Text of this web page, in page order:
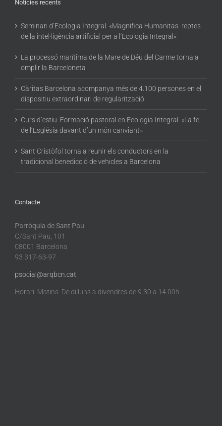
Noticies recents
Seminari d’Ecologia Integral: «Magnifica Humanitas: reptes
de la intel·ligència artificial per a l’Ecologia Integral»
La processó marítima de la Mare de Déu del Carme torna a
omplir la Barceloneta
Càritas Barcelona acompanya més de 4.100 persones en el
dispositiu extraordinari de regularització
Curs d’estiu: Formació pastoral en Ecologia Integral: «La fe
de l’Església davant d’un món canviant»
Sant Cristòfol torna a reunir els conductors en la
tradicional benedicció de vehicles a Barcelona
Contacte
Parròquia de Sant Pau
C/Sant Pau, 101
08001 Barcelona
93 317-63-97
psocial@arqbcn.cat
Horari: Matins: De dilluns a divendres de 9.30 a 14.00h.